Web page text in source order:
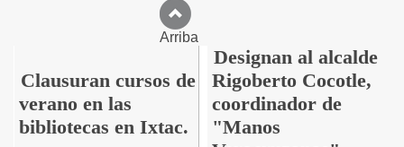
Arriba
Clausuran cursos de
verano en las
bibliotecas en Ixtac.
Designan al alcalde
Rigoberto Cocotle,
coordinador de
"Manos